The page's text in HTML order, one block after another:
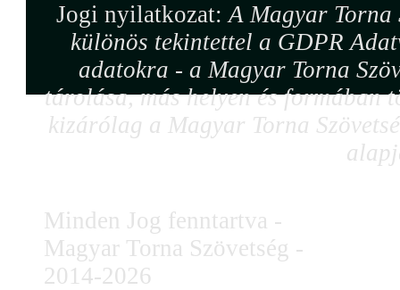
Jogi nyilatkozat:A Magyar Torna
különös tekintettel a GDPR
adatokra - a Magyar Torna
tárolása, más helyen és formában
kizárólag a Magyar Torna
Minden Jog fenntartva -
Magyar Torna Szövetség -
2014-2026